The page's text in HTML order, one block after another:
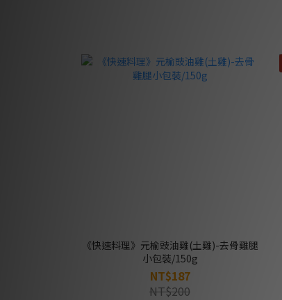
《快速料理》元榆豉油雞(土雞)-去骨雞腿
小包裝/150g
NT$187
NT$200